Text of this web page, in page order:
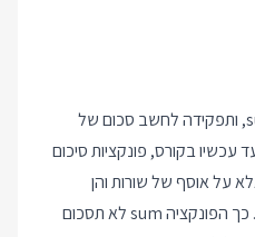
פונקציה ראשונה לשיעור היא sum, ותפקידה לחשב סכום של
עכשיו בקורס, פונקציות סיכום
על אוסף של שורות והן
מסכמות את המידע בשורות אלה. כך הפונקציה sum לא תסכום